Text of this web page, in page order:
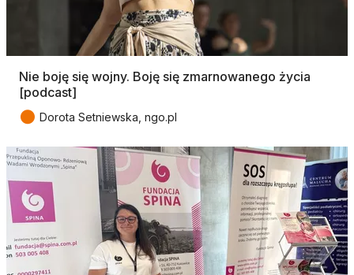
Nie boję się wojny. Boję się zmarnowanego życia
[podcast]
● Dorota Setniewska, ngo.pl